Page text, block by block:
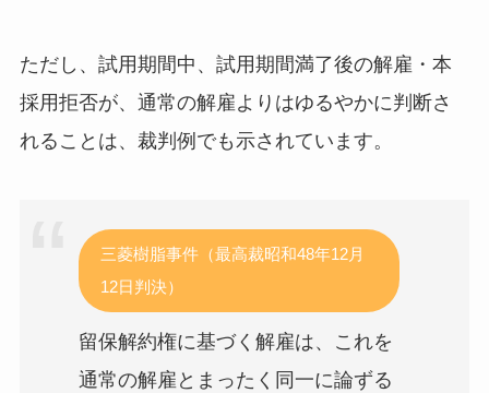
ただし、試用期間中、試用期間満了後の解雇・本
採用拒否が、通常の解雇よりはゆるやかに判断さ
れることは、裁判例でも示されています。
三菱樹脂事件（最高裁昭和48年12月
12日判決）
留保解約権に基づく解雇は、これを
通常の解雇とまったく同一に論ずる